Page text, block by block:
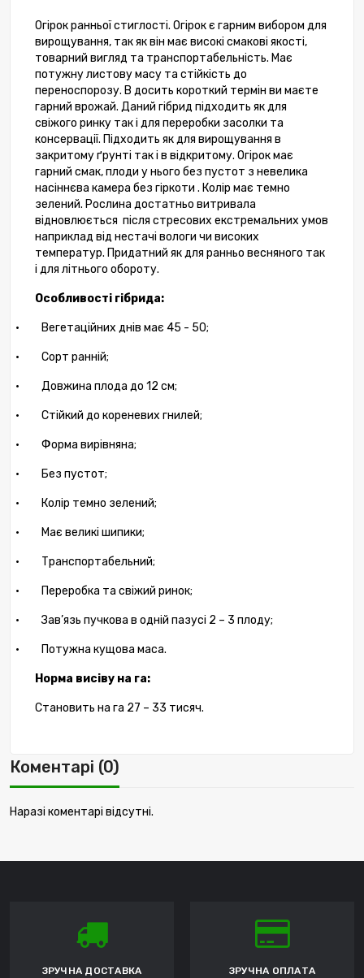
Огірок ранньої стиглості. Огірок є гарним вибором для
вирощування, так як він має високі смакові якості,
товарний вигляд та транспортабельність. Має
потужну листову масу та стійкість до
переноспорозу. В досить короткий термін ви маєте
гарний врожай. Даний гібрид підходить як для
свіжого ринку так і для переробки засолки та
консервації. Підходить як для вирощування в
закритому ґрунті так і в відкритому. Огірок має
гарний смак, плоди у нього без пустот з невелика
насіннєва камера без гіркоти . Колір має темно
зелений. Рослина достатньо витривала
відновлюється після стресових екстремальних умов
наприклад від нестачі вологи чи високих
температур. Придатний як для ранньо весняного так
і для літнього обороту.
Особливості гібрида:
· Вегетаційних днів має 45 - 50;
· Сорт ранній;
· Довжина плода до 12 см;
· Стійкий до кореневих гнилей;
· Форма вирівняна;
· Без пустот;
· Колір темно зелений;
· Має великі шипики;
· Транспортабельний;
· Переробка та свіжий ринок;
· Зав’язь пучкова в одній пазусі 2 – 3 плоду;
· Потужна кущова маса.
Норма висіву на га:
Становить на га 27 – 33 тисяч.
Коментарі (0)
Наразі коментарі відсутні.
ЗРУЧНА ДОСТАВКА ЗРУЧНА ОПЛАТА